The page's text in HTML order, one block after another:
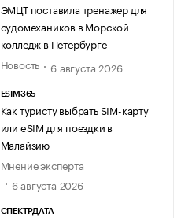
ЭМЦТ поставила тренажер для
судомехаников в Морской
колледж в Петербурге
Новость
6 августа 2026
ESIM365
Как туристу выбрать SIM-карту
или eSIM для поездки в
Малайзию
Мнение эксперта
6 августа 2026
СПЕКТРДАТА